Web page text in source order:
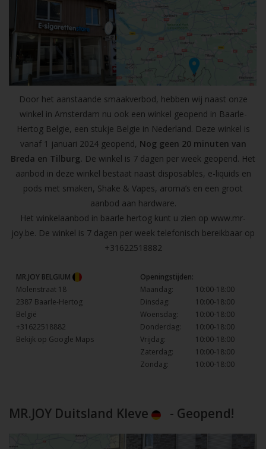
Door het aanstaande smaakverbod, hebben wij naast onze
winkel in Amsterdam nu ook een winkel geopend in Baarle-
Hertog Belgie, een stukje Belgie in Nederland. Deze winkel is
vanaf 1 januari 2024 geopend, Nog geen 20 minuten van
Breda en Tilburg. De winkel is 7 dagen per week geopend. Het
aanbod in deze winkel bestaat naast disposables, e-liquids en
pods met smaken, Shake & Vapes, aroma’s en een groot
aanbod aan hardware.
Het winkelaanbod in baarle hertog kunt u zien op www.mr-
joy.be. De winkel is 7 dagen per week telefonisch bereikbaar op
+31622518882
MR.JOY BELGIUM
Molenstraat 18
2387 Baarle-Hertog
België
+31622518882
Bekijk op Google Maps
Openingstijden:
Maandag:
10:00-18:00
Dinsdag:
10:00-18:00
Woensdag:
10:00-18:00
Donderdag:
10:00-18:00
Vrijdag:
10:00-18:00
Zaterdag:
10:00-18:00
Zondag:
10:00-18:00
MR.JOY Duitsland Kleve - Geopend!